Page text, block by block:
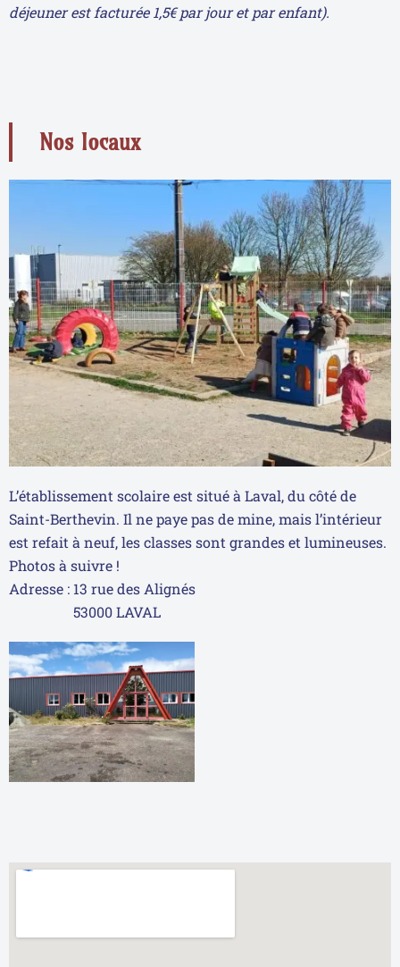
déjeuner est facturée 1,5€ par jour et par enfant).
Nos locaux
L’établissement scolaire est situé à Laval, du côté de
Saint-Berthevin. Il ne paye pas de mine, mais l’intérieur
est refait à neuf, les classes sont grandes et lumineuses.
Photos à suivre !
Adresse : 13 rue des Alignés
53000 LAVAL